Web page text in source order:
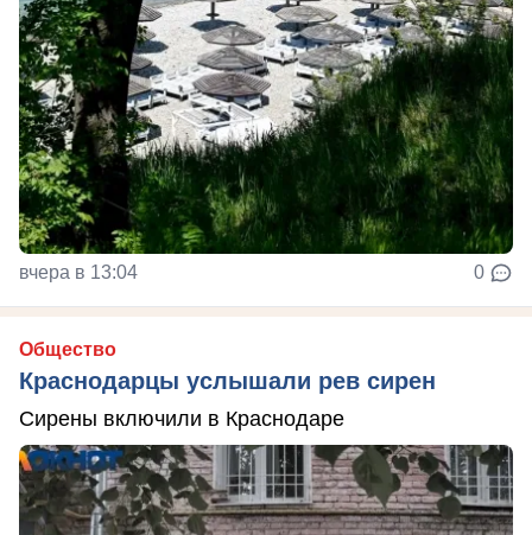
вчера в 13:04 0
Общество
Краснодарцы услышали рев сирен
Сирены включили в Краснодаре